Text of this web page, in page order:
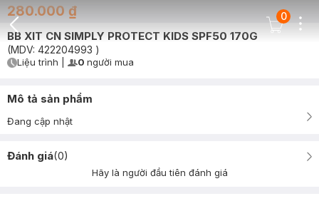
Back Icon
Cart Icon
0
280.000 ₫
BB XIT CN SIMPLY PROTECT KIDS SPF50 170G
(MDV: 422204993 )
Timer Gray Icon
Liệu trình User Product Icon
0 người mua
Mô tả sản phẩm
Đang cập nhật
Đánh giá(0)
Hãy là người đầu tiên đánh giá